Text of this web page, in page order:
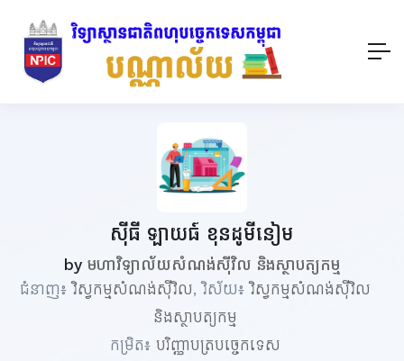
ស៊ីធី ឡាយធ៍ ខុនដូមីនៀម
by មហាវិទ្យាល័យសំណង់ស៊ីវិល និងស្ថាបត្យកម្ម
ជំនាញ៖វិស្វកម្មសំណង់ស៊ីវិល, វិស័យ៖វិស្វកម្មសំណង់ស៊ីវិល
និងស្ថាបត្យកម្ម
កម្រិត៖ បរិញ្ញាបត្របច្ចេកទេស